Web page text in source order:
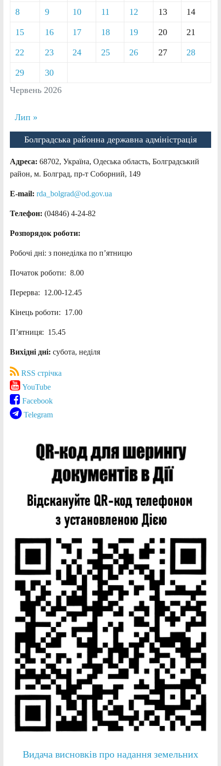
Червень 2026
8 9 10 11 12 13 14
15 16 17 18 19 20 21
22 23 24 25 26 27 28
29 30
Лип »
Болградська районна державна адміністрація
Адреса: 68702, Україна, Одеська область, Болградський
район, м. Болград, пр-т Соборний, 149
E-mail: rda_bolgrad@od.gov.ua
Телефон: (04846) 4-24-82
Розпорядок роботи:
Робочі дні: з понеділка по п’ятницю
Початок роботи: 8.00
Перерва: 12.00-12.45
Кінець роботи: 17.00
П’ятниця: 15.45
Вихідні дні: субота, неділя
RSS стрічка
YouTube
Facebook
Telegram
Видача висновків про надання земельних